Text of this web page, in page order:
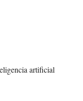
artificial